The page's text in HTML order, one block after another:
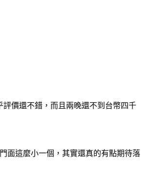
價還不錯，而且兩晚還不到台幣四千
面這麼小一個，其實還真的有點期待落